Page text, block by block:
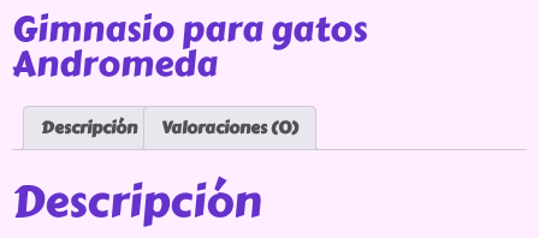
Gimnasio para gatos
Andromeda
Descripción Valoraciones (0)
Descripción